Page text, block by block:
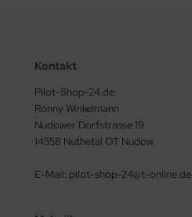
Kontakt
Pilot-Shop-24.de
Ronny Winkelmann
Nudower Dorfstrasse 19
14558 Nuthetal OT Nudow
E-Mail: pilot-shop-24@t-online.de